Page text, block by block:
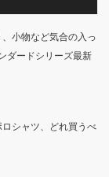
小物など気合の入っ
ダードシリーズ最新
ロシャツ、どれ買うべ